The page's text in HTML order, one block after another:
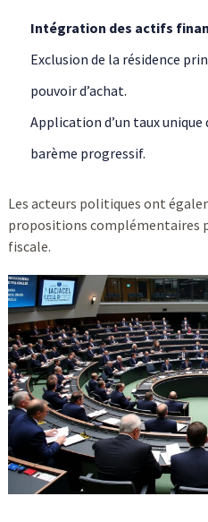
Intégration des actifs
Exclusion de la résidence
pouvoir d’achat.
Application d’un taux unique
barème progressif.
Les acteurs politiques ont
propositions complémentaires
fiscale.